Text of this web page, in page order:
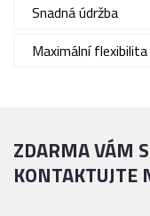
Snadná údržba
Maximální flexibilita
ZDARMA VÁM
KONTAKTUJTE